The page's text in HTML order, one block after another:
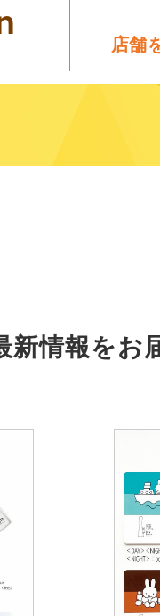
店舗
新情報をお